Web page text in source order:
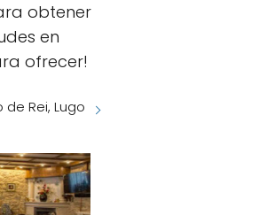
obtener
en
ofrecer!
Rei, Lugo